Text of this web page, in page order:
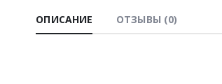
ОПИСАНИЕ ОТЗЫВЫ (0)